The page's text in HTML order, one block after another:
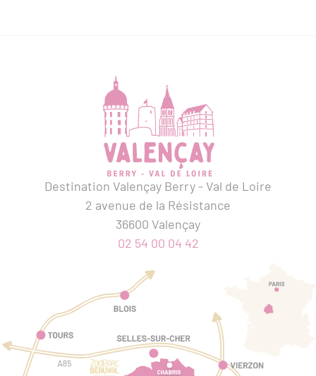
Destination Valençay Berry - Val de Loire
2 avenue de la Résistance
36600 Valençay
02 54 00 04 42